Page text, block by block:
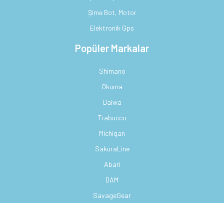
Şime Bot, Motor
Elektronik Gps
Popüler Markalar
Shimano
Okuma
Daiwa
Trabucco
Michigan
SakuraLine
Abari
DAM
SavageGear